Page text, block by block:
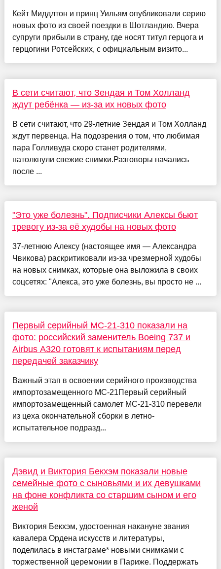
Кейт Миддлтон и принц Уильям опубликовали серию
новых фото из своей поездки в Шотландию. Вчера
супруги прибыли в страну, где носят титул герцога и
герцогини Ротсейских, с официальным визито...
В сети считают, что Зендая и Том Холланд
ждут ребёнка — из-за их новых фото
В сети считают, что 29-летние Зендая и Том Холланд
ждут первенца. На подозрения о том, что любимая
пара Голливуда скоро станет родителями,
натолкнули свежие снимки.Разговоры начались
после ...
"Это уже болезнь". Подписчики Алексы бьют
тревогу из-за её худобы на новых фото
37-летнюю Алексу (настоящее имя — Александра
Чвикова) раскритиковали из-за чрезмерной худобы
на новых снимках, которые она выложила в своих
соцсетях: "Алекса, это уже болезнь, вы просто не ...
Первый серийный МС-21-310 показали на
фото: российский заменитель Boeing 737 и
Airbus A320 готовят к испытаниям перед
передачей заказчику
Важный этап в освоении серийного производства
импортозамещенного МС-21Первый серийный
импортозамещенный самолет МС-21-310 перевели
из цеха окончательной сборки в летно-
испытательное подразд...
Дэвид и Виктория Бекхэм показали новые
семейные фото с сыновьями и их девушками
на фоне конфликта со старшим сыном и его
женой
Виктория Бекхэм, удостоенная накануне звания
кавалера Ордена искусств и литературы,
поделилась в инстаграме* новыми снимками с
торжественной церемонии в Париже. Поддержать